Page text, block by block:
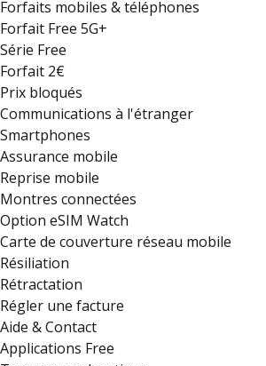
Forfaits mobiles & téléphones
Forfait Free 5G+
Série Free
Forfait 2€
Prix bloqués
Communications à l'étranger
Smartphones
Assurance mobile
Reprise mobile
Montres connectées
Option eSIM Watch
Carte de couverture réseau mobile
Résiliation
Rétractation
Régler une facture
Aide & Contact
Applications Free